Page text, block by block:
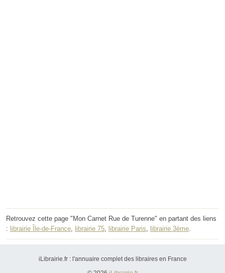
Retrouvez cette page "Mon Carnet Rue de Turenne" en partant des liens
: librairie Île-de-France, librairie 75, librairie Paris, librairie 3ème.
iLibrairie.fr : l'annuaire complet des libraires en France